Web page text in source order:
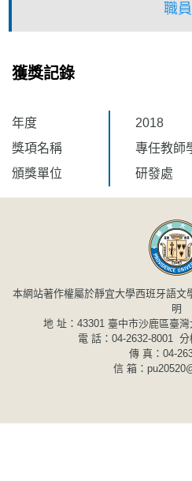
職員
獲獎記錄
年度
2018
獎項名稱
專任教師
頒獎單位
研發處
本網站著作權屬於靜宜大學西班牙語文
明
地 址：43301 臺中市沙鹿區臺
電 話：04-2632-8001 分
傳 真：04-
信 箱：